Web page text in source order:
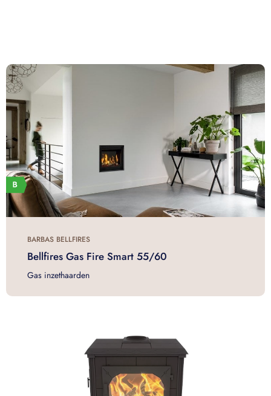
BARBAS BELLFIRES
Bellfires Gas Fire Smart 55/60
Gas inzethaarden